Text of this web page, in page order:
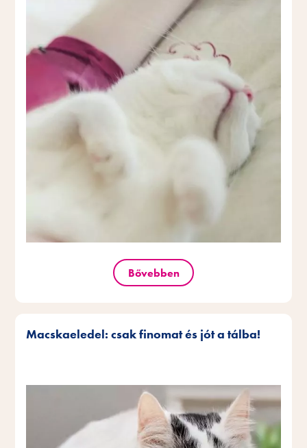
Bővebben
Macskaeledel: csak finomat és jót a tálba!